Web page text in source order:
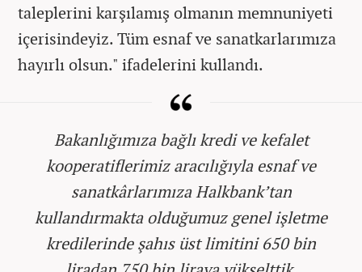
taleplerini karşılamış olmanın memnuniyeti
içerisindeyiz. Tüm esnaf ve sanatkarlarımıza
hayırlı olsun." ifadelerini kullandı.
Bakanlığımıza bağlı kredi ve kefalet
kooperatiflerimiz aracılığıyla esnaf ve
sanatkârlarımıza Halkbank’tan
kullandırmakta olduğumuz genel işletme
kredilerinde şahıs üst limitini 650 bin